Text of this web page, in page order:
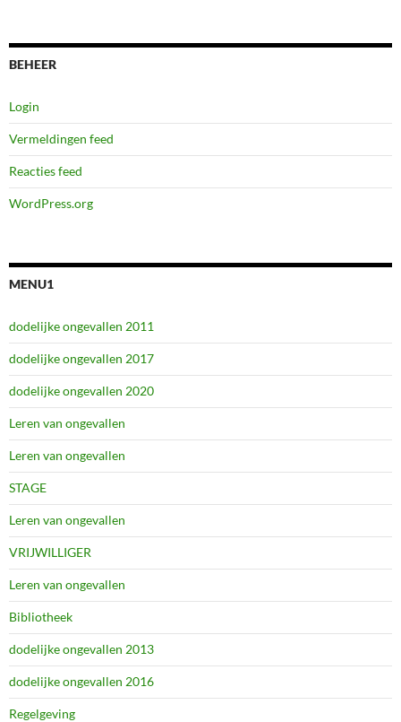
BEHEER
Login
Vermeldingen feed
Reacties feed
WordPress.org
MENU1
dodelijke ongevallen 2011
dodelijke ongevallen 2017
dodelijke ongevallen 2020
Leren van ongevallen
Leren van ongevallen
STAGE
Leren van ongevallen
VRIJWILLIGER
Leren van ongevallen
Bibliotheek
dodelijke ongevallen 2013
dodelijke ongevallen 2016
Regelgeving